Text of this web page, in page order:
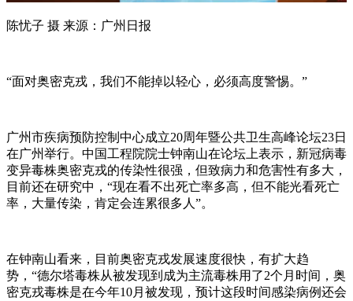
陈忧子 摄 来源：广州日报
“面对奥密克戎，我们不能掉以轻心，必须高度警惕。”
广州市疾病预防控制中心成立20周年暨公共卫生高峰论坛23日
在广州举行。中国工程院院士钟南山在论坛上表示，新冠病毒
变异毒株奥密克戎的传染性很强，但致病力和危害性有多大，
目前还在研究中，“现在看不出死亡率多高，但不能光看死亡
率，大量传染，肯定会连累很多人”。
在钟南山看来，目前奥密克戎发展速度很快，有扩大趋
势，“德尔塔毒株从被发现到成为主流毒株用了2个月时间，奥
密克戎毒株是在今年10月被发现，预计这段时间感染病例还会